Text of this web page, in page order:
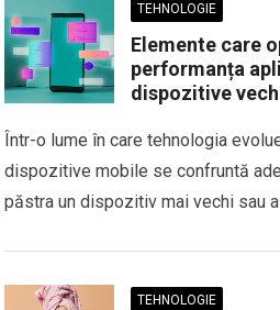
TEHNOLOGIE
Elemente care
performanța
dispozitive
Într-o lume în care tehnologia
dispozitive mobile se confruntă
păstra un dispozitiv mai vechi sau
TEHNOLOGIE